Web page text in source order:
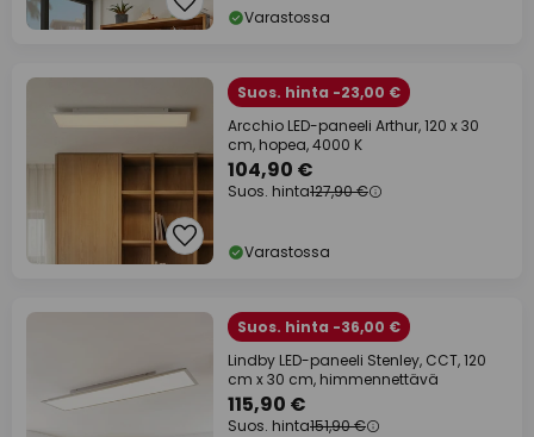
Varastossa
Suos. hinta -23,00 €
Arcchio LED-paneeli Arthur, 120 x 30
cm, hopea, 4000 K
104,90 €
Suos. hinta127,90 €
Varastossa
Suos. hinta -36,00 €
Lindby LED-paneeli Stenley, CCT, 120
cm x 30 cm, himmennettävä
115,90 €
Suos. hinta151,90 €